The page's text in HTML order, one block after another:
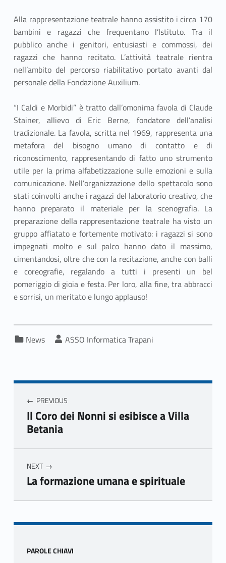
Alla rappresentazione teatrale hanno assistito i circa 170
bambini e ragazzi che frequentano l’Istituto. Tra il
pubblico anche i genitori, entusiasti e commossi, dei
ragazzi che hanno recitato. L’attività teatrale rientra
nell’ambito del percorso riabilitativo portato avanti dal
personale della Fondazione Auxilium.
“I Caldi e Morbidi” è tratto dall’omonima favola di Claude
Stainer, allievo di Eric Berne, fondatore dell’analisi
tradizionale. La favola, scritta nel 1969, rappresenta una
metafora del bisogno umano di contatto e di
riconoscimento, rappresentando di fatto uno strumento
utile per la prima alfabetizzazione sulle emozioni e sulla
comunicazione. Nell’organizzazione dello spettacolo sono
stati coinvolti anche i ragazzi del laboratorio creativo, che
hanno preparato il materiale per la scenografia. La
preparazione della rappresentazione teatrale ha visto un
gruppo affiatato e fortemente motivato: i ragazzi si sono
impegnati molto e sul palco hanno dato il massimo,
cimentandosi, oltre che con la recitazione, anche con balli
e coreografie, regalando a tutti i presenti un bel
pomeriggio di gioia e festa. Per loro, alla fine, tra abbracci
e sorrisi, un meritato e lungo applauso!
Categorized in:
News Written by:
ASSO Informatica Trapani
Navigazione articoli
PREVIOUS
Il Coro dei Nonni si esibisce a Villa
Betania
NEXT
La formazione umana e spirituale
Skip back to main navigation
Sidebar
PAROLE CHIAVI